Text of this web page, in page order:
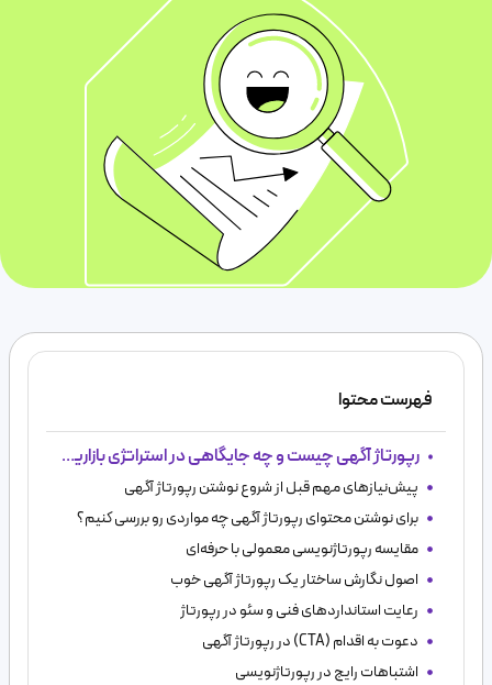
فهرست محتوا
رپورتاژ آگهی چیست و چه جایگاهی در استراتژی بازاریابی دارد؟
پیش‌نیازهای مهم قبل از شروع نوشتن رپورتاژ آگهی
برای نوشتن محتوای رپورتاژ آگهی چه مواردی رو بررسی کنیم؟
مقایسه رپورتاژنویسی معمولی با حرفه‌ای
اصول نگارش ساختار یک رپورتاژ آگهی خوب
رعایت استانداردهای فنی و سئو در رپورتاژ
دعوت به اقدام (CTA) در رپورتاژ آگهی
اشتباهات رایج در رپورتاژنویسی